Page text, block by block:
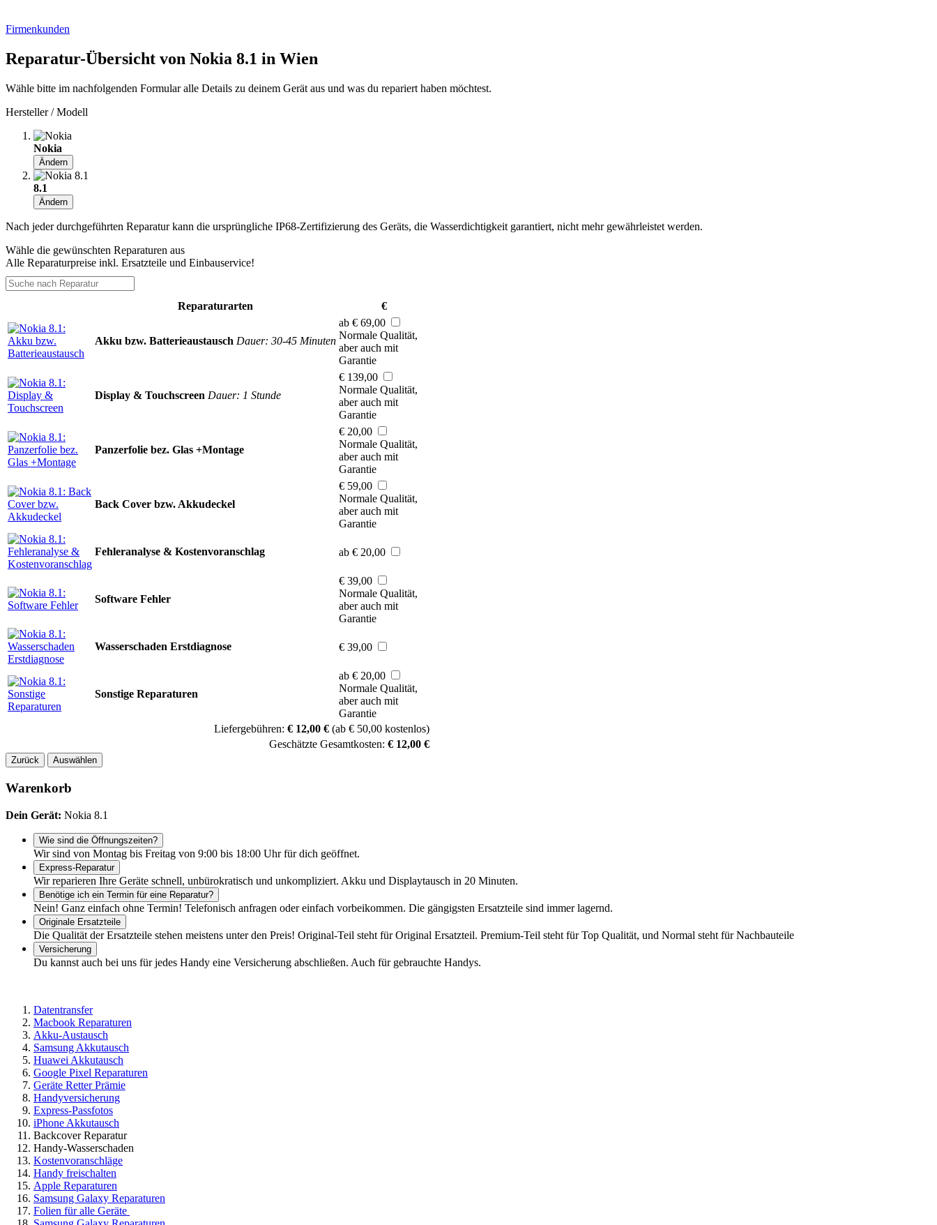
Firmenkunden
Reparatur-Übersicht von Nokia 8.1 in Wien
Wähle bitte im nachfolgenden Formular alle Details zu deinem Gerät aus und was du repariert haben möchtest.
Hersteller / Modell
Nokia
Ändern
8.1
Ändern
Nach jeder durchgeführten Reparatur kann die ursprüngliche IP68-Zertifizierung des Geräts, die Wasserdichtigkeit garantiert, nicht mehr gewährleistet werden.
Wähle die gewünschten Reparaturen aus
Alle Reparaturpreise inkl. Ersatzteile und Einbauservice!
Reparaturarten €
Akku bzw. Batterieaustausch Dauer: 30-45 Minuten
ab € 69,00
Normale Qualität,
aber auch mit
Garantie
Display & Touchscreen Dauer: 1 Stunde
€ 139,00
Normale Qualität,
aber auch mit
Garantie
Panzerfolie bez. Glas +Montage
€ 20,00
Normale Qualität,
aber auch mit
Garantie
Back Cover bzw. Akkudeckel
€ 59,00
Normale Qualität,
aber auch mit
Garantie
Fehleranalyse & Kostenvoranschlag ab € 20,00
Software Fehler
€ 39,00
Normale Qualität,
aber auch mit
Garantie
Wasserschaden Erstdiagnose € 39,00
Sonstige Reparaturen
ab € 20,00
Normale Qualität,
aber auch mit
Garantie
Liefergebühren: € 12,00 € (ab € 50,00 kostenlos)
Geschätzte Gesamtkosten: € 12,00 €
Zurück Auswählen
Warenkorb
Dein Gerät: Nokia 8.1
Wie sind die Öffnungszeiten?
Wir sind von Montag bis Freitag von 9:00 bis 18:00 Uhr für dich geöffnet.
Express-Reparatur
Wir reparieren Ihre Geräte schnell, unbürokratisch und unkompliziert. Akku und Displaytausch in 20 Minuten.
Benötige ich ein Termin für eine Reparatur?
Nein! Ganz einfach ohne Termin! Telefonisch anfragen oder einfach vorbeikommen. Die gängigsten Ersatzteile sind immer lagernd.
Originale Ersatzteile
Die Qualität der Ersatzteile stehen meistens unter den Preis! Original-Teil steht für Original Ersatzteil. Premium-Teil steht für Top Qualität, und Normal steht für Nachbauteile
Versicherung
Du kannst auch bei uns für jedes Handy eine Versicherung abschließen. Auch für gebrauchte Handys.
Datentransfer
Macbook Reparaturen
Akku-Austausch
Samsung Akkutausch
Huawei Akkutausch
Google Pixel Reparaturen
Geräte Retter Prämie
Handyversicherung
Express-Passfotos
iPhone Akkutausch
Backcover Reparatur
Handy-Wasserschaden
Kostenvoranschläge
Handy freischalten
Apple Reparaturen
Samsung Galaxy Reparaturen
Folien für alle Geräte